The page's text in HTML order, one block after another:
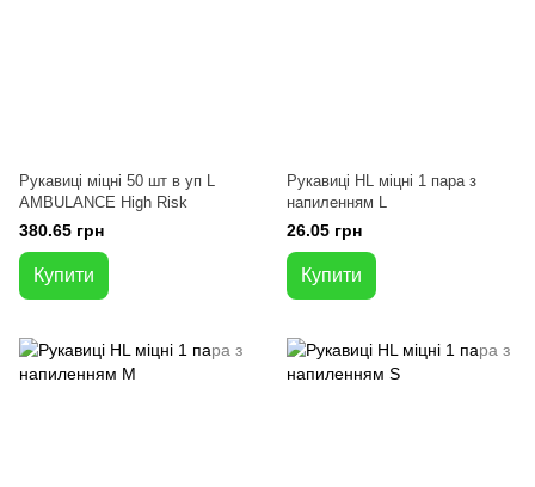
Рукавиці міцні 50 шт в уп L
AMBULANCE High Risk
380.65 грн
Купити
Рукавиці HL міцні 1 пара з
напиленням L
26.05 грн
Купити